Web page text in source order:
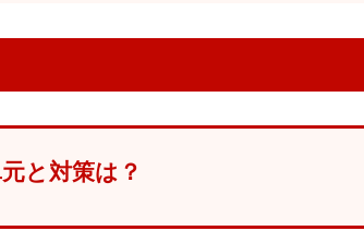
と対策は？